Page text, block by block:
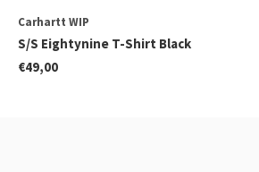
Carhartt WIP
S/S Eightynine T-Shirt Black
€49,00